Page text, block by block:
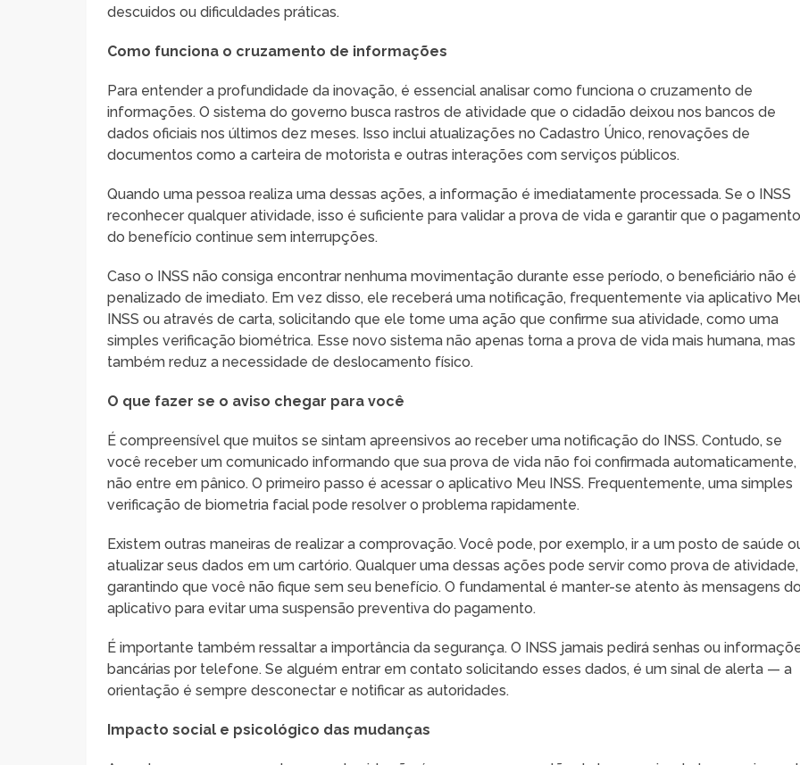
descuidos ou dificuldades práticas.
Como funciona o cruzamento de informações
Para entender a profundidade da inovação, é essencial analisar como funciona o cruzamento de
informações. O sistema do governo busca rastros de atividade que o cidadão deixou nos bancos de
dados oficiais nos últimos dez meses. Isso inclui atualizações no Cadastro Único, renovações de
documentos como a carteira de motorista e outras interações com serviços públicos.
Quando uma pessoa realiza uma dessas ações, a informação é imediatamente processada. Se o INSS
reconhecer qualquer atividade, isso é suficiente para validar a prova de vida e garantir que o pagamento
do benefício continue sem interrupções.
Caso o INSS não consiga encontrar nenhuma movimentação durante esse período, o beneficiário não é
penalizado de imediato. Em vez disso, ele receberá uma notificação, frequentemente via aplicativo
INSS ou através de carta, solicitando que ele tome uma ação que confirme sua atividade, como uma
simples verificação biométrica. Esse novo sistema não apenas torna a prova de vida mais humana, mas
também reduz a necessidade de deslocamento físico.
O que fazer se o aviso chegar para você
É compreensível que muitos se sintam apreensivos ao receber uma notificação do INSS. Contudo, se
você receber um comunicado informando que sua prova de vida não foi confirmada automaticamente,
não entre em pânico. O primeiro passo é acessar o aplicativo Meu INSS. Frequentemente, uma simples
verificação de biometria facial pode resolver o problema rapidamente.
Existem outras maneiras de realizar a comprovação. Você pode, por exemplo, ir a um posto de saúde
atualizar seus dados em um cartório. Qualquer uma dessas ações pode servir como prova de atividade,
garantindo que você não fique sem seu benefício. O fundamental é manter-se atento às mensagens do
aplicativo para evitar uma suspensão preventiva do pagamento.
É importante também ressaltar a importância da segurança. O INSS jamais pedirá senhas ou
bancárias por telefone. Se alguém entrar em contato solicitando esses dados, é um sinal de alerta — a
orientação é sempre desconectar e notificar as autoridades.
Impacto social e psicológico das mudanças